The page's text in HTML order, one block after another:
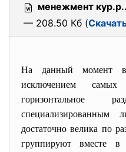
менежмент
— 208.50 Кб (
На данный момент
исключением
горизонтальное
специализированным
достаточно велика по
группируют вместе в